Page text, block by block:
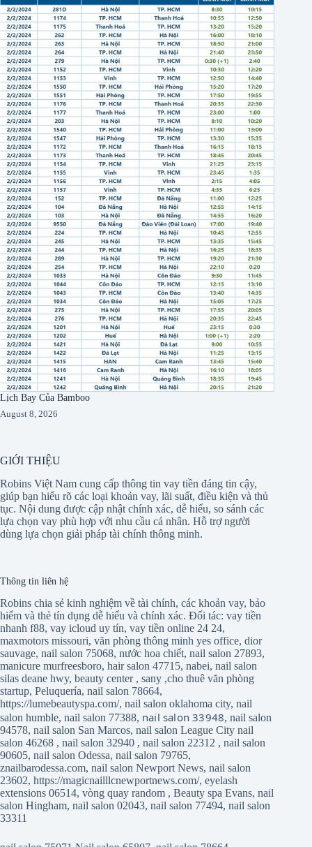
Lịch Bay Của Bamboo
August 8, 2026
GIỚI THIỆU
Robins Việt Nam cung cấp thông tin vay tiền đáng tin cậy,
giúp bạn hiểu rõ các loại khoản vay, lãi suất, điều kiện và thủ
tục. Nội dung được cập nhật chính xác, dễ hiểu, so sánh các
lựa chọn vay phù hợp với nhu cầu cá nhân. Hỗ trợ người
dùng lựa chọn giải pháp tài chính thông minh.
Thông tin liên hệ
Robins chia sẻ kinh nghiệm về tài chính, các khoản vay, bảo
hiểm và thẻ tín dụng dễ hiểu và chính xác. Đối tác: vay tiền
nhanh f88, vay icloud uy tín, vay tiền online 24 24,
maxmotors missouri, văn phòng thông minh yes office, dior
sauvage, nail salon 75068, nước hoa chiết, nail salon 27893,
manicure murfreesboro, hair salon 47715, nabei, nail salon
silas deane hwy, beauty center, sany ,cho thuê văn phòng
startup, Peluquería, nail salon 78664,
https://lumebeautyspa.com/, nail salon oklahoma city, nail
salon humble, nail salon 77388, nail salon 33948,nail salon
94578, nail salon San Marcos, nail salon League City nail
salon 46268 , nail salon 32940 , nail salon 22312 , nail salon
90605, nail salon Odessa, nail salon 79765,
znailbarodessa.com, nail salon Newport News, nail salon
23602, https://magicnailllcnewportnews.com/, eyelash
extensions 06514, vòng quay random , Beauty spa Evans, nail
salon Hingham, nail salon 02043, nail salon 77494, nail salon
33311